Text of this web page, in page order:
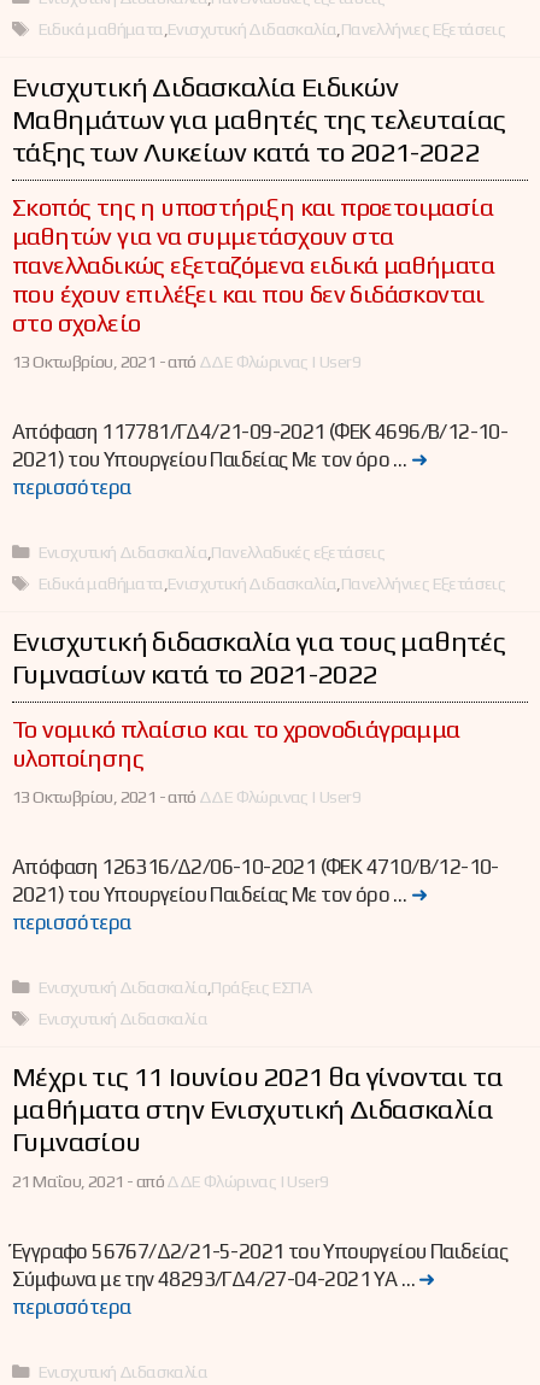
Ετικέτες
Ειδικά μαθήματα Ενισχυτική Διδασκαλία Πανελλήνιες Εξετάσεις
Ενισχυτική Διδασκαλία Ειδικών
Μαθημάτων για μαθητές της τελευταίας
τάξης των Λυκείων κατά το 2021-2022
Σκοπός της η υποστήριξη και προετοιμασία
μαθητών για να συμμετάσχουν στα
πανελλαδικώς εξεταζόμενα ειδικά μαθήματα
που έχουν επιλέξει και που δεν διδάσκονται
στο σχολείο
13 Οκτωβρίου, 2021 -από ΔΔΕ Φλώρινας | User9
Απόφαση 117781/ΓΔ4/21-09-2021 (ΦΕΚ 4696/Β/12-10-
2021) του Υπουργείου Παιδείας Με τον όρο … ➜
περισσότερα
Κατηγορίες
Ενισχυτική Διδασκαλία Πανελλαδικές εξετάσεις
Ετικέτες
Ειδικά μαθήματα Ενισχυτική Διδασκαλία Πανελλήνιες Εξετάσεις
Ενισχυτική διδασκαλία για τους μαθητές
Γυμνασίων κατά το 2021-2022
Το νομικό πλαίσιο και το χρονοδιάγραμμα
υλοποίησης
13 Οκτωβρίου, 2021 -από ΔΔΕ Φλώρινας | User9
Απόφαση 126316/Δ2/06-10-2021 (ΦΕΚ 4710/Β/12-10-
2021) του Υπουργείου Παιδείας Με τον όρο … ➜
περισσότερα
Κατηγορίες
Ενισχυτική Διδασκαλία Πράξεις ΕΣΠΑ
Ετικέτες
Ενισχυτική Διδασκαλία
Μέχρι τις 11 Ιουνίου 2021 θα γίνονται τα
μαθήματα στην Ενισχυτική Διδασκαλία
Γυμνασίου
21 Μαΐου, 2021 -απόΔΔΕ Φλώρινας | User9
Έγγραφο 56767/Δ2/21-5-2021 του Υπουργείου Παιδείας
Σύμφωνα με την 48293/ΓΔ4/27-04-2021 ΥΑ … ➜
περισσότερα
Κατηγορίες
Ενισχυτική Διδασκαλία